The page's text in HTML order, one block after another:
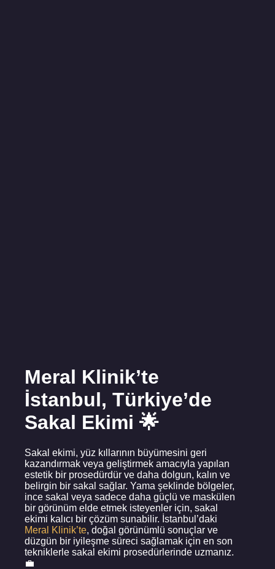
Meral Klinik’te
İstanbul, Türkiye’de
Sakal Ekimi 🌟
Sakal ekimi, yüz kıllarının büyümesini geri
kazandırmak veya geliştirmek amacıyla yapılan
estetik bir prosedürdür ve daha dolgun, kalın ve
belirgin bir sakal sağlar. Yama şeklinde bölgeler,
ince sakal veya sadece daha güçlü ve maskülen
bir görünüm elde etmek isteyenler için, sakal
ekimi kalıcı bir çözüm sunabilir. İstanbul’daki
Meral Klinik’te, doğal görünümlü sonuçlar ve
düzgün bir iyileşme süreci sağlamak için en son
tekniklerle sakal ekimi prosedürlerinde uzmanız.
💼